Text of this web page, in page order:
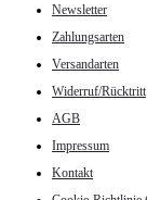
Newsletter
Zahlungsarten
Versandarten
Widerruf/Rücktritt
AGB
Impressum
Kontakt